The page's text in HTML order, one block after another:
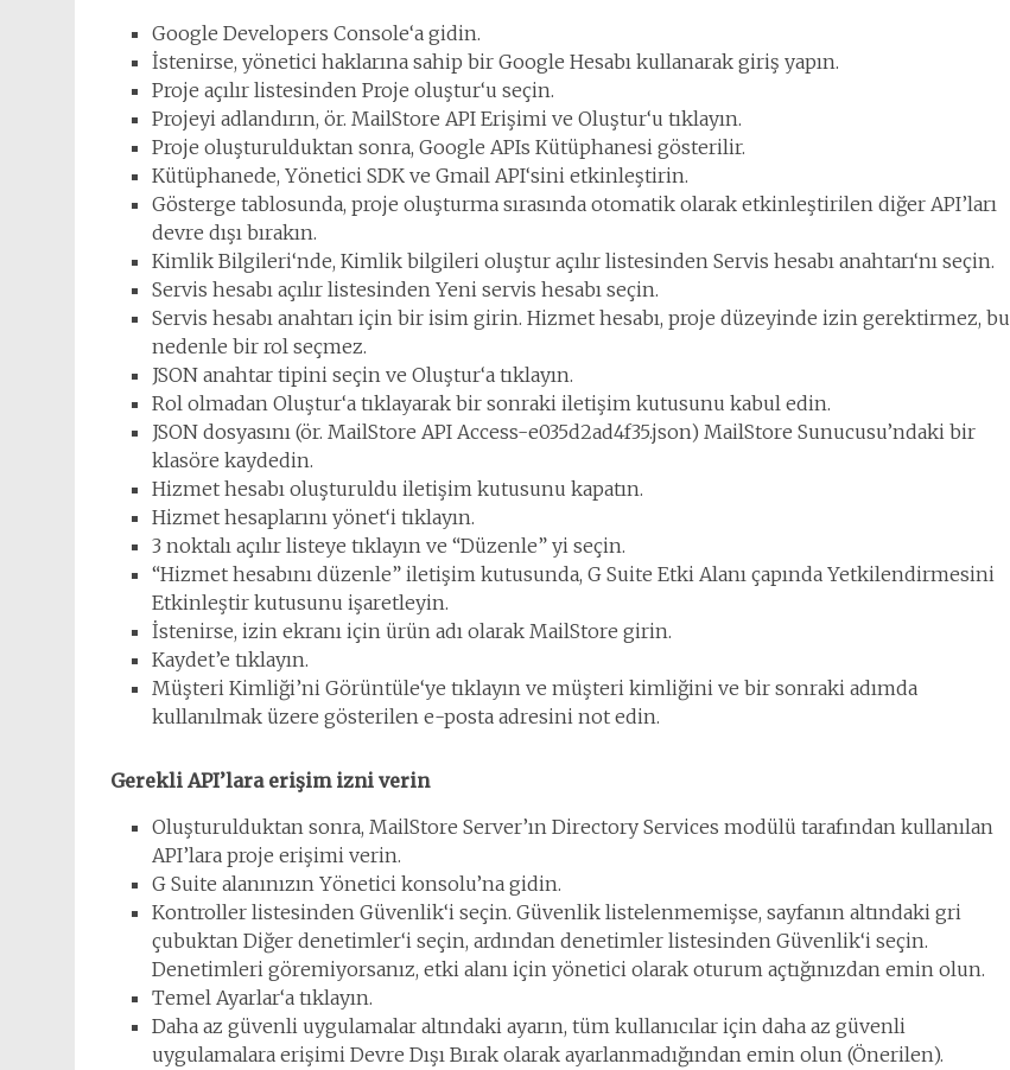
Google Developers Console‘a gidin.
İstenirse, yönetici haklarına sahip bir Google Hesabı kullanarak giriş yapın.
Proje açılır listesinden Proje oluştur‘u seçin.
Projeyi adlandırın, ör. MailStore API Erişimi ve Oluştur‘u tıklayın.
Proje oluşturulduktan sonra, Google APIs Kütüphanesi gösterilir.
Kütüphanede, Yönetici SDK ve Gmail API‘sini etkinleştirin.
Gösterge tablosunda, proje oluşturma sırasında otomatik olarak etkinleştirilen diğer API’ları
devre dışı bırakın.
Kimlik Bilgileri‘nde, Kimlik bilgileri oluştur açılır listesinden Servis hesabı anahtarı‘nı seçin.
Servis hesabı açılır listesinden Yeni servis hesabı seçin.
Servis hesabı anahtarı için bir isim girin. Hizmet hesabı, proje düzeyinde izin gerektirmez, bu
nedenle bir rol seçmez.
JSON anahtar tipini seçin ve Oluştur‘a tıklayın.
Rol olmadan Oluştur‘a tıklayarak bir sonraki iletişim kutusunu kabul edin.
JSON dosyasını (ör. MailStore API Access-e035d2ad4f35.json) MailStore Sunucusu’ndaki bir
klasöre kaydedin.
Hizmet hesabı oluşturuldu iletişim kutusunu kapatın.
Hizmet hesaplarını yönet‘i tıklayın.
3 noktalı açılır listeye tıklayın ve “Düzenle” yi seçin.
“Hizmet hesabını düzenle” iletişim kutusunda, G Suite Etki Alanı çapında Yetkilendirmesini
Etkinleştir kutusunu işaretleyin.
İstenirse, izin ekranı için ürün adı olarak MailStore girin.
Kaydet’e tıklayın.
Müşteri Kimliği’ni Görüntüle‘ye tıklayın ve müşteri kimliğini ve bir sonraki adımda
kullanılmak üzere gösterilen e-posta adresini not edin.
Gerekli API’lara erişim izni verin
Oluşturulduktan sonra, MailStore Server’ın Directory Services modülü tarafından kullanılan
API’lara proje erişimi verin.
G Suite alanınızın Yönetici konsolu’na gidin.
Kontroller listesinden Güvenlik‘i seçin. Güvenlik listelenmemişse, sayfanın altındaki gri
çubuktan Diğer denetimler‘i seçin, ardından denetimler listesinden Güvenlik‘i seçin.
Denetimleri göremiyorsanız, etki alanı için yönetici olarak oturum açtığınızdan emin olun.
Temel Ayarlar‘a tıklayın.
Daha az güvenli uygulamalar altındaki ayarın, tüm kullanıcılar için daha az güvenli
uygulamalara erişimi Devre Dışı Bırak olarak ayarlanmadığından emin olun (Önerilen).